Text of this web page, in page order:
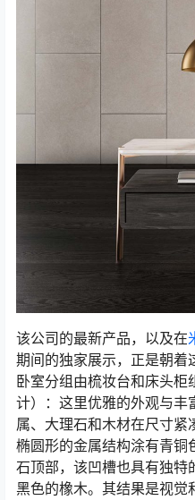
该公司的最新产品，以及在
期间的独家展示，正是朝着
卧室分组由梳妆台和床头
计）：这里优雅的外观与丰
属、大理石和木材在尺寸紧
椭圆形的金属结构涂有青铜
石顶部，该凹槽也具有独特
黑色的橡木。其结果是视觉